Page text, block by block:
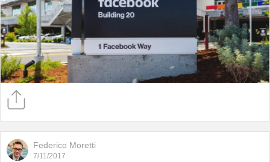
Federico Moretti
7/11/2017